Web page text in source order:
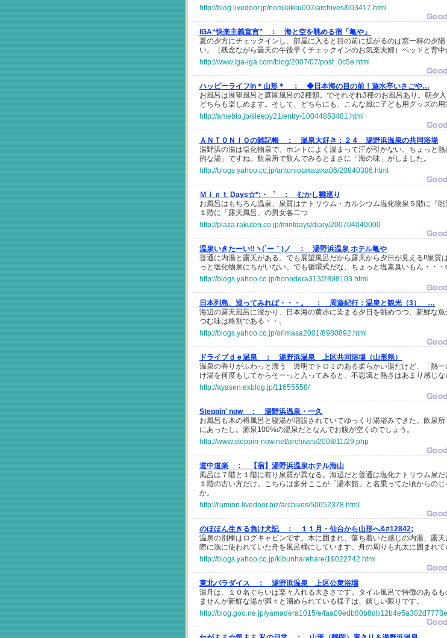
http://blog.livedoor.jp/nomikikku007/archives/603417.html
IGA“快楽主義宣言” ：
海と空を眺める宿「亀や」
夏の夕方にチェックインし、部屋に入ると目の前に拡がるのは窓一杯の夕陽
い。（残念ながら曇天の午後早くチェックインのお気楽夫婦）ベッドと背中
http://www.iga-iga.com/blog/2007/07/post_0c5e.html
ハッピーライフin＊山形＊ ：
◆日本海の目の前！遊水亭いさごや…
お風呂は展望風呂と庭園風呂の2種類。でそれぞれ3種のお風呂あり。朝夕
どちらも楽しめます。そして、どちらにも、こんな風に子ども用グッズの用
http://ameblo.jp/sleepy21/entry-10044853481.html
ＡＮＴＯＮＩＯの雑記帳 ：
温泉大好き：２４ 湯野浜温泉の共同浴場
湯野浜の湯は塩化物泉で、ホントによく温まって汗が引かない。ちょっと熱
的な湯」ですね。飲泉所で飲んでみるとまさに「海の味」がしました。
http://blogs.yahoo.co.jp/antoniotakataka06/20840306.html
Ｍｉｎｔ Days☆*:・゜ ：
むかし雛巡り
お風呂はもちろん温泉、泉質はナトリウム・カルシウム塩化物泉５階に「眺
１階に「露天風呂」の男女各二つ
http://plaza.rakuten.co.jp/mintdays/diary/200704040000
温泉いきたーい!!ヽ(´ー｀)ノ ：
湯野浜温泉 ホテル亀や
普通に内湯と露天がある。でも展望風呂だから露天から夕日が見える!!泉質
っと塩化物泉にちがいない。でも循環式だな、ちょっと塩素臭いもん・・・
http://blogs.yahoo.co.jp/honodera313/2898103.html
日本列島、巡ってみれば・・・。 ：
周遊紀行：温泉と観光（3） …
海辺の露天風呂に浸かり、日本海の黄赤に染まる夕日を眺めつつ、新鮮な
つむ味は格別である・・。
http://blogs.yahoo.co.jp/orimasa2001/8980892.html
ドライブｄｅ温泉 ：
湯野浜温泉 上区共同浴場（山形県）
温泉の香りがふわっと漂う 透明でトロミのある柔らかい湯だけど、「熱
け湯を何度もしてからそーっと入ってみると、不思議と熱さはあまり感じ
http://ayasen.exblog.jp/11655558/
Steppin' now ：
湯野浜温泉・一久
お風呂も木の樽風呂と寝湯が増設されていてゆっくり湯浴みできた。飲泉
にあったし。源泉100%の温泉だとなんでお腹が空くのでしょう。
http://www.steppin-now.net/archives/2008/11/29.php
道中道楽 ：
【宿】湯野浜温泉ホテル海山
風呂は７階と１階に有り泉質が異なる。海辺だと普通は塩化ナトリウム泉だ
１階の古い方だけ。こちらは多分ここが「湯本館」と名乗ってた頃からのじ
か。
http://ruminn.livedoor.biz/archives/50652378.html
のほほん生きる負け犬記 ：
１１月・仙台から山形へ&#12842;
温泉の別棟はログキャビンです。木に囲まれ、落ち着いた感じの内湯、露
際に漁に使われていた舟を風呂桶にしています。舟の周りも丸太に囲まれて
http://blogs.yahoo.co.jp/kibunharehare/19022742.html
東北パラダイス ：
湯野浜温泉 上区公衆浴場
湯舟は、１０名ぐらいは楽々入れる大きさです。タイル風呂で特徴のあるも
ませんが新鮮な湯が満々と溜められている様子は、嬉しい限りです。
http://blog.goo.ne.jp/yamadera1015/e/